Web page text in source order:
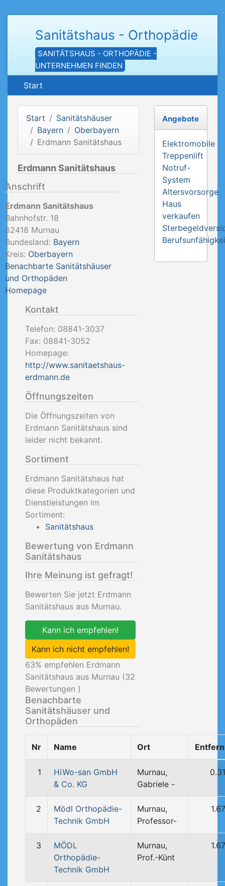
Sanitätshaus - Orthopädie
SANITÄTSHAUS - ORTHOPÄDIE -
UNTERNEHMEN FINDEN
Start
Start
Sanitätshäuser
Bayern
Oberbayern
Erdmann Sanitätshaus
Erdmann Sanitätshaus
Anschrift
Erdmann Sanitätshaus
Bahnhofstr. 18
82418 Murnau
Bundesland: Bayern
Kreis: Oberbayern
Benachbarte Sanitätshäuser
und Orthopäden
Homepage
Kontakt
Telefon: 08841-3037
Fax: 08841-3052
Homepage:
http://www.sanitaetshaus-
erdmann.de
Öffnungszeiten
Die Öffnungszeiten von
Erdmann Sanitätshaus sind
leider nicht bekannt.
Sortiment
Erdmann Sanitätshaus hat
diese Produktkategorien und
Dienstleistungen im
Sortiment:
Sanitätshaus
Bewertung von Erdmann
Sanitätshaus
Ihre Meinung ist gefragt!
Bewerten Sie jetzt Erdmann
Sanitätshaus aus Murnau.
Kann ich empfehlen!
Kann ich nicht empfehlen!
63% empfehlen Erdmann
Sanitätshaus aus Murnau (32
Bewertungen )
Benachbarte
Sanitätshäuser und
Orthopäden
Nr Name Ort
1
HiWo-san GmbH
& Co. KG
Murnau,
Gabriele -
2
Mödl Orthopädie-
Technik GmbH
Murnau,
Professor-
3
MÖDL
Orthopädie-
Technik GmbH
Murnau,
Prof.-Künt
Angebote
Elektromobile
Treppenlift
Notruf-
System
Altersvorsorge
Haus
verkaufen